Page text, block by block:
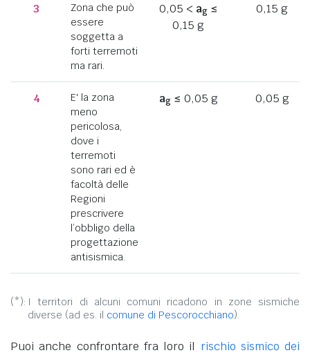
3
Zona che può
essere
soggetta a
forti terremoti
ma rari.
0,05 < ag≤
0,15 g
0,15 g
4
E' la zona
meno
pericolosa,
dove i
terremoti
sono rari ed è
facoltà delle
Regioni
prescrivere
l’obbligo della
progettazione
antisismica.
ag≤ 0,05 g 0,05 g
(*): I territori di alcuni comuni ricadono in zone sismiche
diverse (ad es. il comune di Pescorocchiano).
Puoi anche confrontare fra loro il rischio sismico dei